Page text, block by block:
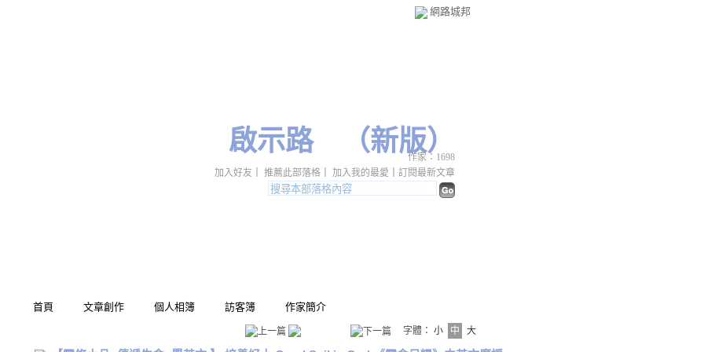
網路城邦
啟示路（新版）
首頁 文章創作 個人相簿 訪客簿 作家簡介
加入好友 推薦此部落格 加入我的最愛 訂閱最新文章
作家：1698
字體： 小 中 大